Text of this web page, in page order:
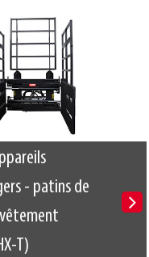
- patins de
T)